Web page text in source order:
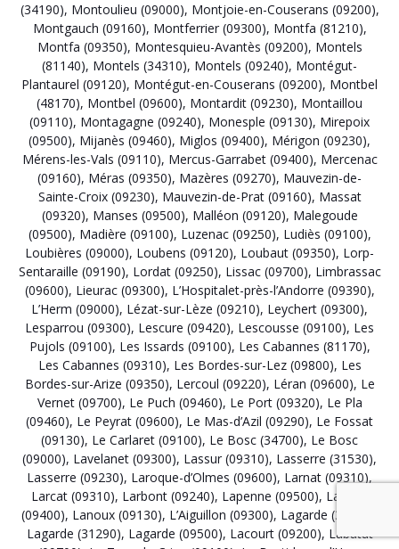
(34190), Montoulieu (09000), Montjoie-en-Couserans (09200),
Montgauch (09160), Montferrier (09300), Montfa (81210),
Montfa (09350), Montesquieu-Avantès (09200), Montels
(81140), Montels (34310), Montels (09240), Montégut-
Plantaurel (09120), Montégut-en-Couserans (09200), Montbel
(48170), Montbel (09600), Montardit (09230), Montaillou
(09110), Montagagne (09240), Monesple (09130), Mirepoix
(09500), Mijanès (09460), Miglos (09400), Mérigon (09230),
Mérens-les-Vals (09110), Mercus-Garrabet (09400), Mercenac
(09160), Méras (09350), Mazères (09270), Mauvezin-de-
Sainte-Croix (09230), Mauvezin-de-Prat (09160), Massat
(09320), Manses (09500), Malléon (09120), Malegoude
(09500), Madière (09100), Luzenac (09250), Ludiès (09100),
Loubières (09000), Loubens (09120), Loubaut (09350), Lorp-
Sentaraille (09190), Lordat (09250), Lissac (09700), Limbrassac
(09600), Lieurac (09300), L’Hospitalet-près-l’Andorre (09390),
L’Herm (09000), Lézat-sur-Lèze (09210), Leychert (09300),
Lesparrou (09300), Lescure (09420), Lescousse (09100), Les
Pujols (09100), Les Issards (09100), Les Cabannes (81170),
Les Cabannes (09310), Les Bordes-sur-Lez (09800), Les
Bordes-sur-Arize (09350), Lercoul (09220), Léran (09600), Le
Vernet (09700), Le Puch (09460), Le Port (09320), Le Pla
(09460), Le Peyrat (09600), Le Mas-d’Azil (09290), Le Fossat
(09130), Le Carlaret (09100), Le Bosc (34700), Le Bosc
(09000), Lavelanet (09300), Lassur (09310), Lasserre (31530),
Lasserre (09230), Laroque-d’Olmes (09600), Larnat (09310),
Larcat (09310), Larbont (09240), Lapenne (09500), Lapège
(09400), Lanoux (09130), L’Aiguillon (09300), Lagarde (32700)
Lagarde (31290), Lagarde (09500), Lacourt (09200), Labatut